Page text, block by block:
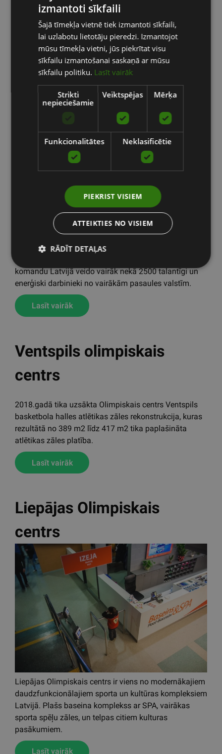
2017.gada beigās durvis vēra pirmā “Kempinski”
viesnīca Latvijā, kas ir prestižākais Eiropas 5-zvaigžņu
viesnīcu zīmols. Šī viesnīca piedāvā augstākā līmeņa
apkalpošanu.
Evolution Gaming
trenažieru zāle
Evolution Gaming ir pasaules vadošais Live Casino
video straumēšanas risinājumu izstrādātājs. Tas ir
lielākais un nodrošina grupas pamatdarbību un
enerģiski darbinieki no vairākām pasaules valstīm.
Lasīt vairāk
Ventspils olimpiskais
2018.gadā tika uzsākta Olimpiskais centrs Ventspils
basketbola halles atlētikas zāles rekonstrukcija, kuras
rezultātā no 389 m2 līdz 417 m2 tika paplašināta
atlētikas zāles platība.
Lasīt vairāk
Liepājas Olimpiskais
ENGLISH
RUSSIAN
izmantoti sīkfaili
Šajā tīmekļa vietnē tiek izmantoti sīkfaili,
lai uzlabotu lietotāju pieredzi. Izmantojot
mūsu tīmekļa vietni, jūs piekrītat visu
sīkfailu izmantošanai saskaņā ar mūsu
sīkfailu politiku. Lasīt vairāk
Strikti
nepieciešamie
Veiktspējas Mērķa
Funkcionalitātes Neklasificētie
PIEKRIST VISIEM
ATTEIKTIES NO VISIEM
RĀDĪT DETAĻAS